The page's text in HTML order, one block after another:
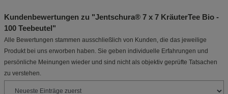
Kundenbewertungen zu "Jentschura® 7 x 7 KräuterTee Bio -
100 Teebeutel"
Alle Bewertungen stammen ausschließlich von Kunden, die das jeweilige
Produkt bei uns erworben haben. Sie geben individuelle Erfahrungen und
persönliche Meinungen wieder und sind nicht als objektiv geprüfte Tatsachen
zu verstehen.